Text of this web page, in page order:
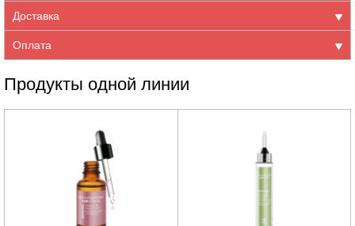
Доставка
Оплата
Продукты одной линии